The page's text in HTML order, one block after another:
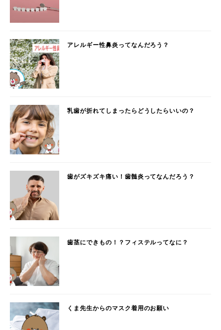
アレルギー性鼻炎ってなんだろう？
乳歯が折れてしまったらどうしたらいいの？
歯がズキズキ痛い！歯髄炎ってなんだろう？
歯茎にできもの！？フィステルってなに？
くま先生からのマスク着用のお願い